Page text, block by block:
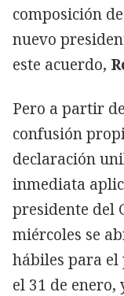
composición
nuevo
este acuerdo,
Pero a partir
confusión
declaración
inmediata
presidente del
miércoles se
hábiles para
el 31 de